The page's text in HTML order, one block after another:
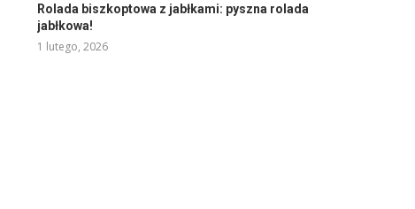
Rolada biszkoptowa z jabłkami: pyszna rolada
jabłkowa!
1 lutego, 2026